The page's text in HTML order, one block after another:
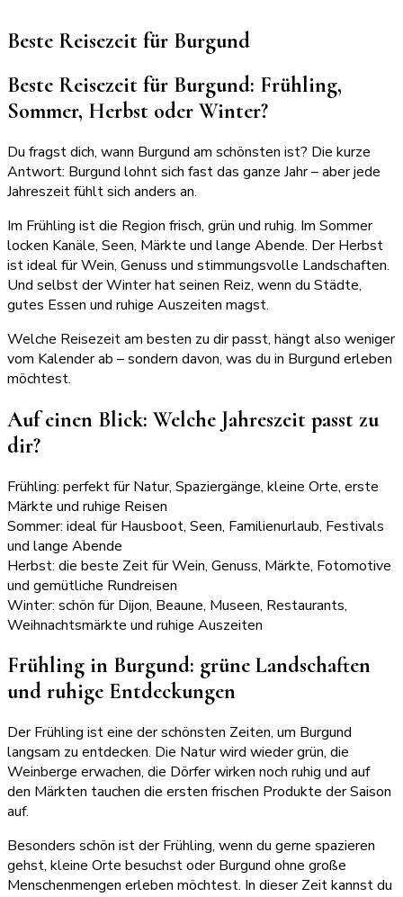
Beste Reisezeit für Burgund
Beste Reisezeit für Burgund: Frühling,
Sommer, Herbst oder Winter?
Du fragst dich, wann Burgund am schönsten ist? Die kurze
Antwort: Burgund lohnt sich fast das ganze Jahr – aber jede
Jahreszeit fühlt sich anders an.
Im Frühling ist die Region frisch, grün und ruhig. Im Sommer
locken Kanäle, Seen, Märkte und lange Abende. Der Herbst
ist ideal für Wein, Genuss und stimmungsvolle Landschaften.
Und selbst der Winter hat seinen Reiz, wenn du Städte,
gutes Essen und ruhige Auszeiten magst.
Welche Reisezeit am besten zu dir passt, hängt also weniger
vom Kalender ab – sondern davon, was du in Burgund erleben
möchtest.
Auf einen Blick: Welche Jahreszeit passt zu
dir?
Frühling: perfekt für Natur, Spaziergänge, kleine Orte, erste
Märkte und ruhige Reisen
Sommer: ideal für Hausboot, Seen, Familienurlaub, Festivals
und lange Abende
Herbst: die beste Zeit für Wein, Genuss, Märkte, Fotomotive
und gemütliche Rundreisen
Winter: schön für Dijon, Beaune, Museen, Restaurants,
Weihnachtsmärkte und ruhige Auszeiten
Frühling in Burgund: grüne Landschaften
und ruhige Entdeckungen
Der Frühling ist eine der schönsten Zeiten, um Burgund
langsam zu entdecken. Die Natur wird wieder grün, die
Weinberge erwachen, die Dörfer wirken noch ruhig und auf
den Märkten tauchen die ersten frischen Produkte der Saison
auf.
Besonders schön ist der Frühling, wenn du gerne spazieren
gehst, kleine Orte besuchst oder Burgund ohne große
Menschenmengen erleben möchtest. In dieser Zeit kannst du